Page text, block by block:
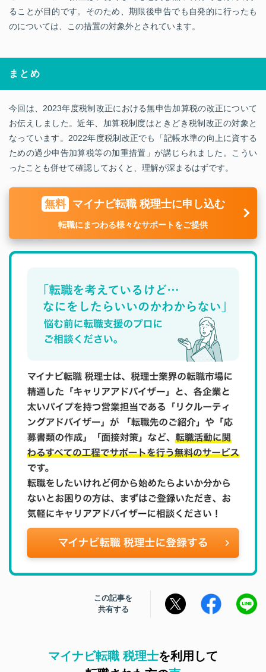
ることが目的です。そのため、期限後申告でも自発的に行ったも
のについては、この措置の対象外とされています。
まとめ
今回は、2023年度税制改正における無申告加算税の改正について
お伝えしました。近年、加算税制度はときどき税制改正の対象と
なっています。2022年度税制改正でも「記帳水準の向上に資する
ための過少申告加算税等の加重措置」が講じられました。こうい
ったことも併せて確認しておくと、理解が深まるはずです。
無料 マイナビ転職 税理士に申し込む
転職にまつわる様々なサポートをご提供
この記事を
共有する
マイナビ転職 税理士を利用して